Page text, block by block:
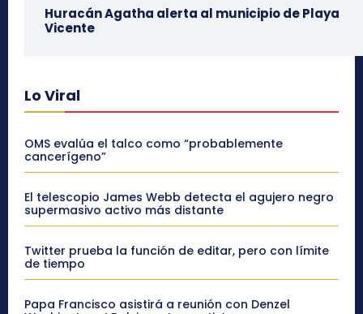
Huracán Agatha alerta al municipio de Playa
Vicente
Lo Viral
OMS evalúa el talco como “probablemente
cancerígeno”
El telescopio James Webb detecta el agujero negro
supermasivo activo más distante
Twitter prueba la función de editar, pero con límite
de tiempo
Papa Francisco asistirá a reunión con Denzel